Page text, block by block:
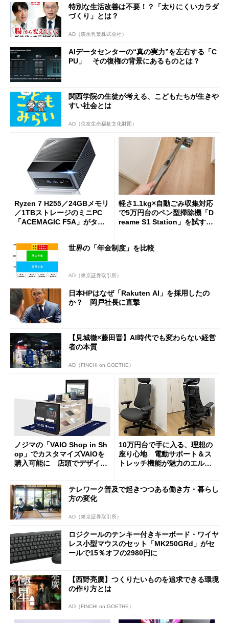
特別な生活改善は不要！？「太りにくいカラダ
づくり」とは？
AD（森永乳業株式会社）
AIデータセンターの“真の実力”を左右する「C
PU」 その復権の背景にあるものとは？
関西学院の生徒が考える、こどもたちが生きや
すい社会とは
AD（住友生命福祉文化財団）
Ryzen 7 H255／24GBメモリ
／1TBストレージのミニPC
「ACEMAGIC F5A」がタイ
軽さ1.1kg×自動ごみ収集対応
で5万円台のペン型掃除機「D
reame S1 Station」を試す
世界の「年金制度」を比較
AD（東京証券取引所）
日本HPはなぜ「Rakuten AI」を採用したの
か？ 岡戸社長に直撃
【見城徹×藤田晋】AI時代でも変わらない経営
者の本質
AD（FINCHI on GOETHE）
ノジマの「VAIO Shop in Sh
op」でカスタマイズVAIOを
購入可能に 店頭でデザイン
10万円台で手に入る、理想の
座り心地 電動サポート＆ス
トレッチ機能が魅力のエルゴ
テレワーク普及で起きつつある働き方・暮らし
方の変化
AD（東京証券取引所）
ロジクールのテンキー付きキーボード・ワイヤ
レス小型マウスのセット「MK250GRd」がセ
ールで15％オフの2980円に
【西野亮廣】つくりたいものを追求できる環境
の作り方とは
AD（FINCHI on GOETHE）